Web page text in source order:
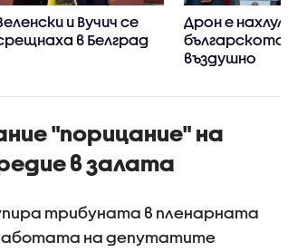
и Вучич се
в Белград
Дрон е нахлул в
българското
въздушно
"порицание" на
в залата
трибуната в пленарната
на депутатите